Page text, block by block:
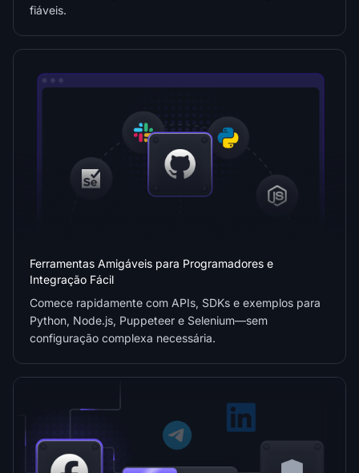
fiáveis.
Ferramentas Amigáveis para Programadores e
Integração Fácil
Comece rapidamente com APIs, SDKs e exemplos para
Python, Node.js, Puppeteer e Selenium—sem
configuração complexa necessária.